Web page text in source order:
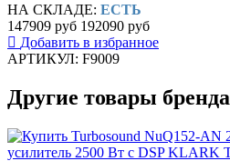
НА СКЛАДЕ: ЕСТЬ
147909 руб 192090 руб
Добавить в избранное
АРТИКУЛ: F9009
Другие товары бренда